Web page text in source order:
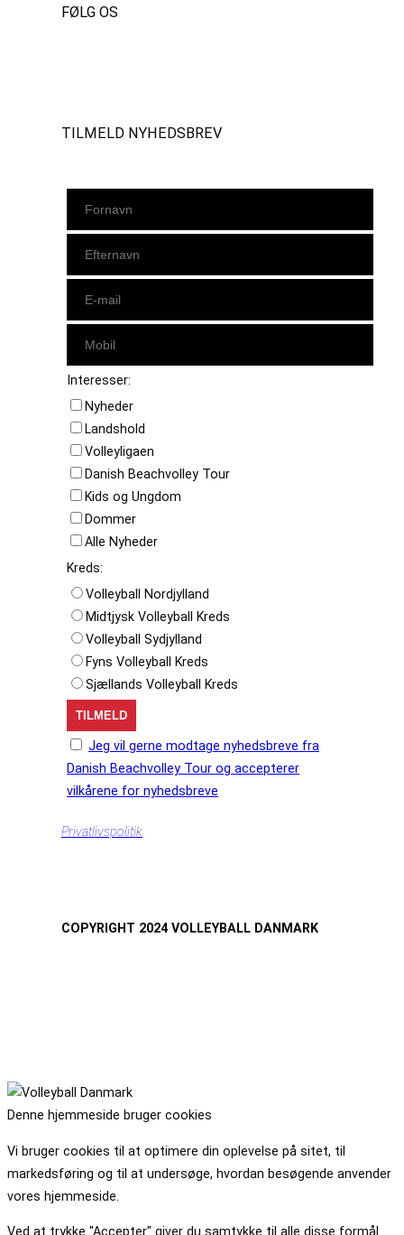
FØLG OS
TILMELD NYHEDSBREV
Interesser:
Nyheder
Landshold
Volleyligaen
Danish Beachvolley Tour
Kids og Ungdom
Dommer
Alle Nyheder
Kreds:
Volleyball Nordjylland
Midtjysk Volleyball Kreds
Volleyball Sydjylland
Fyns Volleyball Kreds
Sjællands Volleyball Kreds
Jeg vil gerne modtage nyhedsbreve fra
Danish Beachvolley Tour og accepterer
vilkårene for nyhedsbreve
Privatlivspolitik
COPYRIGHT 2024 VOLLEYBALL DANMARK
Denne hjemmeside bruger cookies
Vi bruger cookies til at optimere din oplevelse på sitet, til
markedsføring og til at undersøge, hvordan besøgende anvender
vores hjemmeside.
Ved at trykke "Accepter" giver du samtykke til alle disse formål.